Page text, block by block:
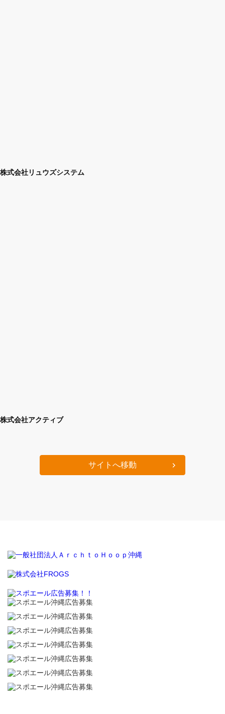
株式会社リュウズシステム
株式会社アクティブ
サイトへ移動